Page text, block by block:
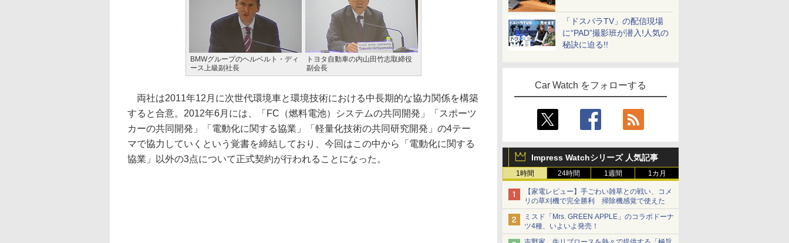
「ドスパラTV」の配信現場
に“PAD”撮影班が潜入!人気の
秘訣に迫る!!
Car Watch をフォローする
Impress Watchシリーズ 人気記事
1時間 24時間 1週間 1カ月
【家電レビュー】手ごわい雑草との戦い、コメ
リの草刈機で完全勝利 掃除機感覚で使えた
ミスド「Mrs. GREEN APPLE」のコラボドーナ
ツ4種、いよいよ発売！
BMWグループのヘルベルト・ディ
ース上級副社長
トヨタ自動車の内山田竹志取締役
副会長
両社は2011年12月に次世代環境車と環境技術における中長期的な協力関係を構築
すると合意。2012年6月には、「FC（燃料電池）システムの共同開発」「スポーツ
カーの共同開発」「電動化に関する協業」「軽量化技術の共同研究開発」の4テー
マで協力していくという覚書を締結しており、今回はこの中から「電動化に関する
協業」以外の3点について正式契約が行われることになった。